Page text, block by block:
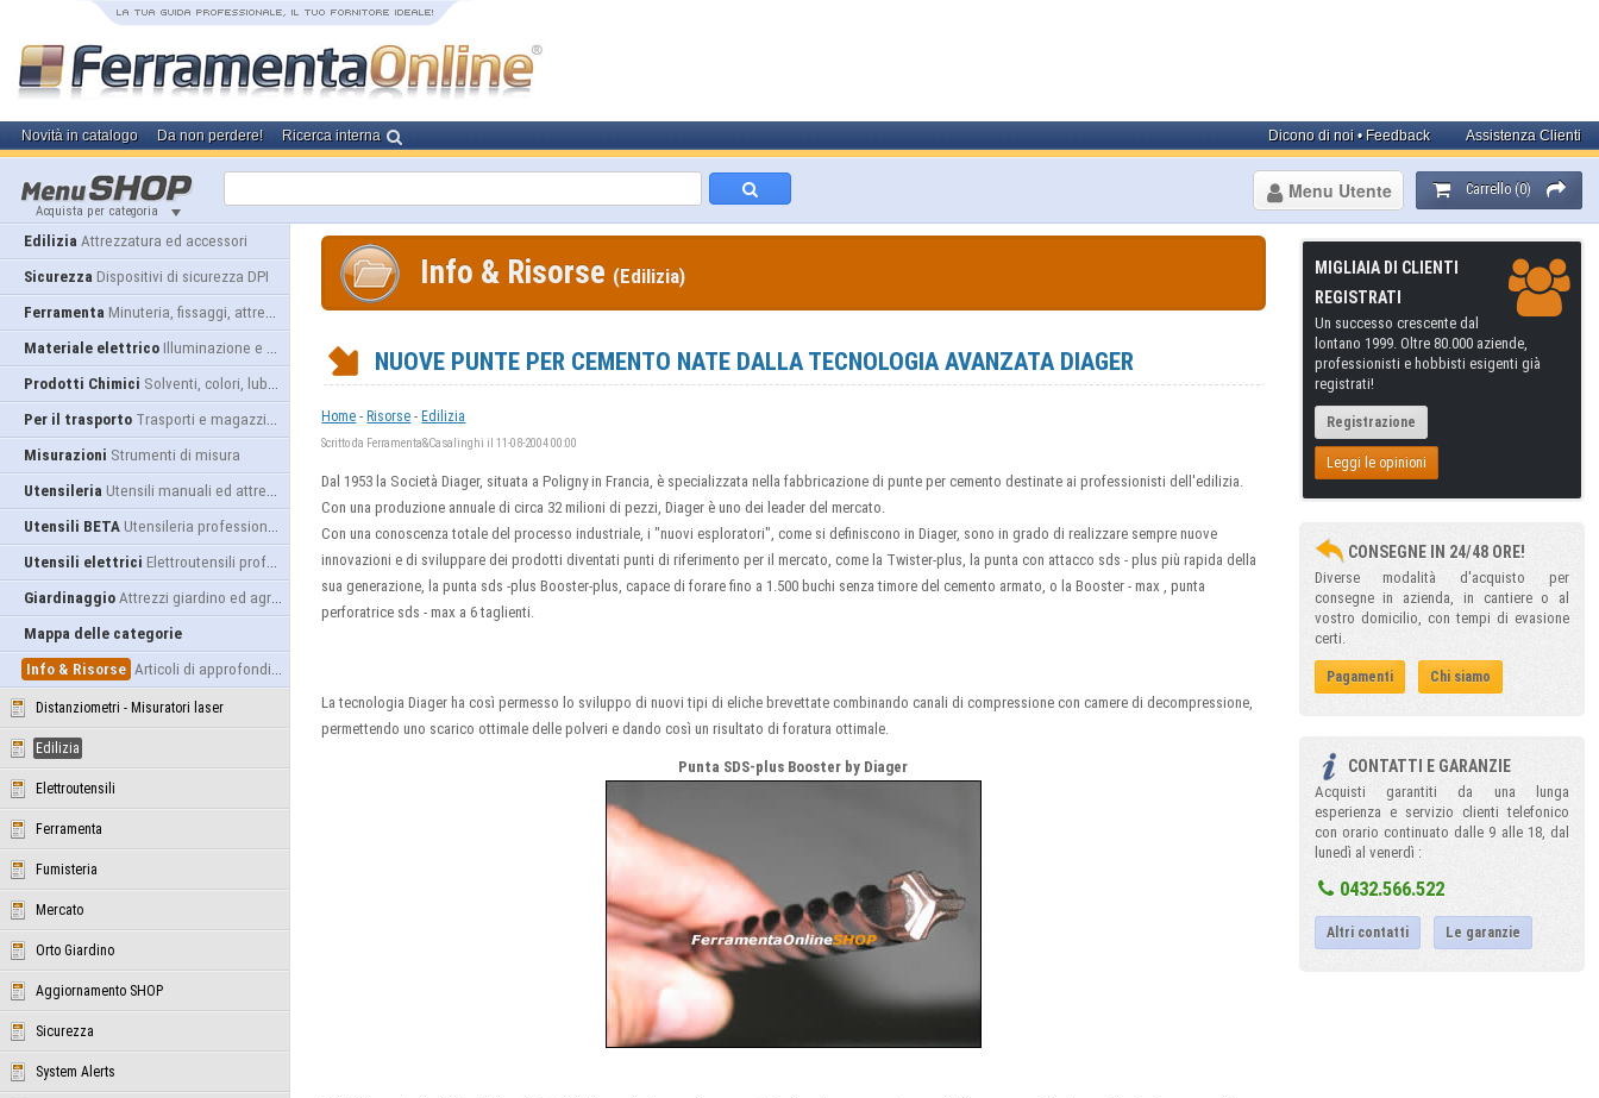
Novità in catalogo Da non perdere! Ricerca interna Assistenza Clienti
Dicono di noi • Feedback
Acquista per categoria
Carrello (0)
Menu Utente
Edilizia Attrezzatura ed accessori
Sicurezza Dispositivi di sicurezza DPI
Ferramenta Minuteria, fissaggi, attrezzatura
Materiale elettrico Illuminazione e alimentazione
Prodotti Chimici Solventi, colori, lubrificanti...
Per il trasporto Trasporti e magazzino
Misurazioni Strumenti di misura
Utensileria Utensili manuali ed attrezzature
Utensili BETA Utensileria professionale
Utensili elettrici Elettroutensili professionali
Giardinaggio Attrezzi giardino ed agricoltura
Mappa delle categorie
Info & Risorse Articoli di approfondimento
Distanziometri - Misuratori laser
Edilizia
Elettroutensili
Ferramenta
Fumisteria
Mercato
Orto Giardino
Aggiornamento SHOP
Sicurezza
System Alerts
Info & Risorse (Edilizia)
NUOVE PUNTE PER CEMENTO NATE DALLA TECNOLOGIA AVANZATA DIAGER
Home -Risorse -Edilizia
Scritto da Ferramenta&Casalinghi il 11-08-2004 00:00
Dal 1953 la Società Diager, situata a Poligny in Francia, è specializzata nella fabbricazione di punte per cemento destinate ai professionisti dell'edilizia.
Con una produzione annuale di circa 32 milioni di pezzi, Diager è uno dei leader del mercato.
Con una conoscenza totale del processo industriale, i "nuovi esploratori", come si definiscono in Diager, sono in grado di realizzare sempre nuove
innovazioni e di sviluppare dei prodotti diventati punti di riferimento per il mercato, come la Twister-plus, la punta con attacco sds - plus più rapida della
sua generazione, la punta sds -plus Booster-plus, capace di forare fino a 1.500 buchi senza timore del cemento armato, o la Booster - max , punta
perforatrice sds - max a 6 taglienti.
La tecnologia Diager ha così permesso lo sviluppo di nuovi tipi di eliche brevettate combinando canali di compressione con camere di decompressione,
permettendo uno scarico ottimale delle polveri e dando così un risultato di foratura ottimale.
Punta SDS-plus Booster by Diager
MIGLIAIA DI CLIENTI
REGISTRATI
Un successo crescente dal
lontano 1999. Oltre 80.000 aziende,
professionisti e hobbisti esigenti già
registrati!
Registrazione
Leggi le opinioni
CONSEGNE IN 24/48 ORE!
Diverse modalità d'acquisto per
consegne in azienda, in cantiere o al
vostro domicilio, con tempi di evasione
certi.
Pagamenti Chi siamo
CONTATTI E GARANZIE
Acquisti garantiti da una lunga
esperienza e servizio clienti telefonico
con orario continuato dalle 9 alle 18, dal
lunedì al venerdì :
0432.566.522
Altri contatti Le garanzie